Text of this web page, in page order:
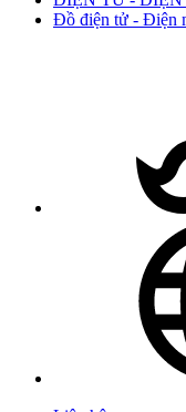
Đồ điện tử - Điện